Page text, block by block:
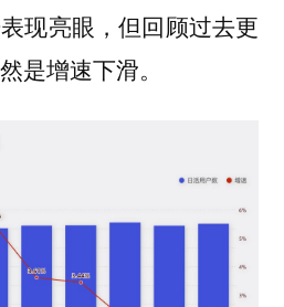
现亮眼，但回顾过去更
是增速下滑。